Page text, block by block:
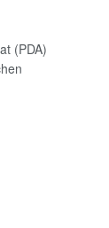
(PDA)